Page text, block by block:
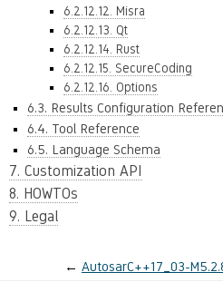
6.2.12.12. Misra
6.2.12.13. Qt
6.2.12.14. Rust
6.2.12.15. SecureCoding
6.2.12.16. Options
6.3. Results Configuration
6.4. Tool Reference
6.5. Language Schema
7. Customization API
8. HOWTOs
9. Legal
← AutosarC++17_03-